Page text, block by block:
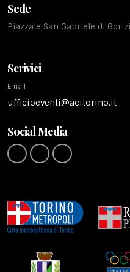
Sede
Piazzale San Gabriele di
Scrivici
Email
ufficioeventi@acitorino.it
Social Media